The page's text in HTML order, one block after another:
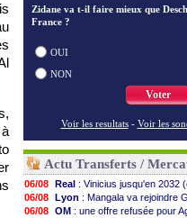
Zidane va t-il faire mieux que
France ?
OUI
NON
Voter
Voir les resultats - Voir les
Actu Transferts /
06/08 Real : Vinicius jusqu'en 2032
06/08 Lyon : Mangala va rejoindre
06/08 OM : une offre refusée pour